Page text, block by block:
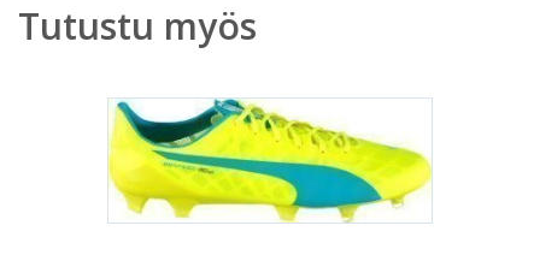
Tutustu myös